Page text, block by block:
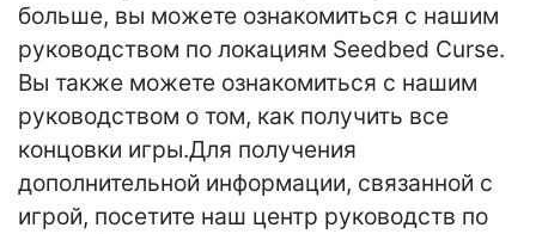
больше, вы можете ознакомиться с нашим
руководством по локациям Seedbed Curse.
Вы также можете ознакомиться с нашим
руководством о том, как получить все
концовки игры.Для получения
дополнительной информации, связанной с
игрой, посетите наш центр руководств по